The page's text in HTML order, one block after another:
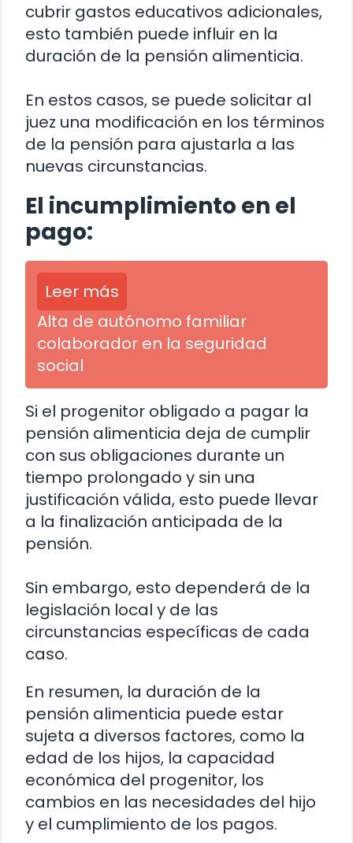
cubrir gastos educativos adicionales,
esto también puede influir en la
duración de la pensión alimenticia.
En estos casos, se puede solicitar al
juez una modificación en los términos
de la pensión para ajustarla a las
nuevas circunstancias.
El incumplimiento en el
pago:
Leer más
Alta de autónomo familiar
colaborador en la seguridad
social
Si el progenitor obligado a pagar la
pensión alimenticia deja de cumplir
con sus obligaciones durante un
tiempo prolongado y sin una
justificación válida, esto puede llevar
a la finalización anticipada de la
pensión.
Sin embargo, esto dependerá de la
legislación local y de las
circunstancias específicas de cada
caso.
En resumen, la duración de la
pensión alimenticia puede estar
sujeta a diversos factores, como la
edad de los hijos, la capacidad
económica del progenitor, los
cambios en las necesidades del hijo
y el cumplimiento de los pagos.